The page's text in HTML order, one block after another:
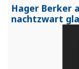
Hager Berker
nachtzwart